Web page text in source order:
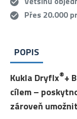
Přes 20.000
POPIS
Kukla Dryflx®+
cílem –
zároveň